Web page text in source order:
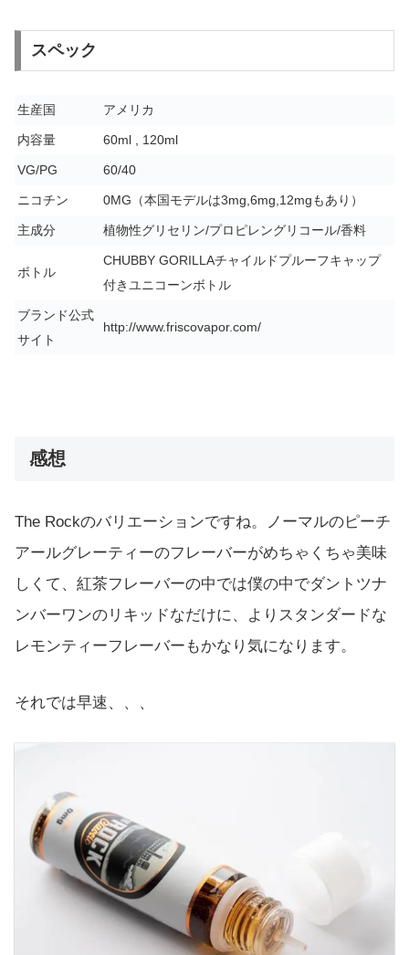
スペック
生産国 アメリカ
内容量 60ml , 120ml
VG/PG 60/40
ニコチン 0MG（本国モデルは3mg,6mg,12mgもあり）
主成分 植物性グリセリン/プロピレングリコール/香料
ボトル
CHUBBY GORILLAチャイルドプルーフキャップ
付きユニコーンボトル
ブランド公式
サイト
http://www.friscovapor.com/
感想
The Rockのバリエーションですね。ノーマルのピーチ
アールグレーティーのフレーバーがめちゃくちゃ美味
しくて、紅茶フレーバーの中では僕の中でダントツナ
ンバーワンのリキッドなだけに、よりスタンダードな
レモンティーフレーバーもかなり気になります。
それでは早速、、、